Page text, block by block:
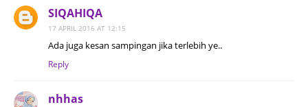
SIQAHIQA
17 APRIL 2016 AT 12:15
Ada juga kesan sampingan jika terlebih ye..
Reply
nhhas